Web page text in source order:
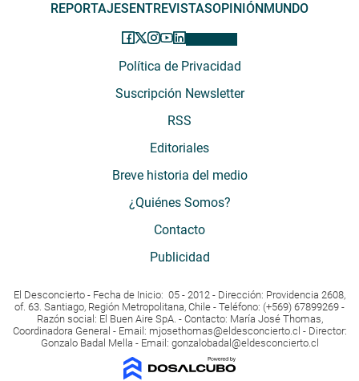
REPORTAJES ENTREVISTASOPINIÓN MUNDO
Política de Privacidad
Suscripción Newsletter
RSS
Editoriales
Breve historia del medio
¿Quiénes Somos?
Contacto
Publicidad
El Desconcierto - Fecha de Inicio: 05 - 2012 - Dirección: Providencia 2608,
of. 63. Santiago, Región Metropolitana, Chile - Teléfono: (+569) 67899269 -
Razón social: El Buen Aire SpA. - Contacto: María José Thomas,
Coordinadora General - Email: mjosethomas@eldesconcierto.cl - Director:
Gonzalo Badal Mella - Email: gonzalobadal@eldesconcierto.cl